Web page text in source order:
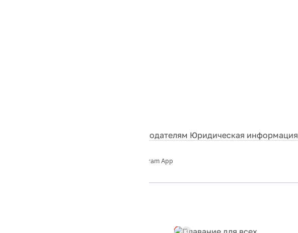
Рекламодателям Юридическая информация
Telegram App